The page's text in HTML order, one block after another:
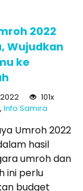
2022
Wujudkan
ke
101x
, Info Samira
Umroh 2022
hasil
umroh dan
ini perlu
budget